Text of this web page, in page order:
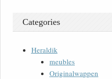
Categories
Heraldik
meubles
Originalwappen